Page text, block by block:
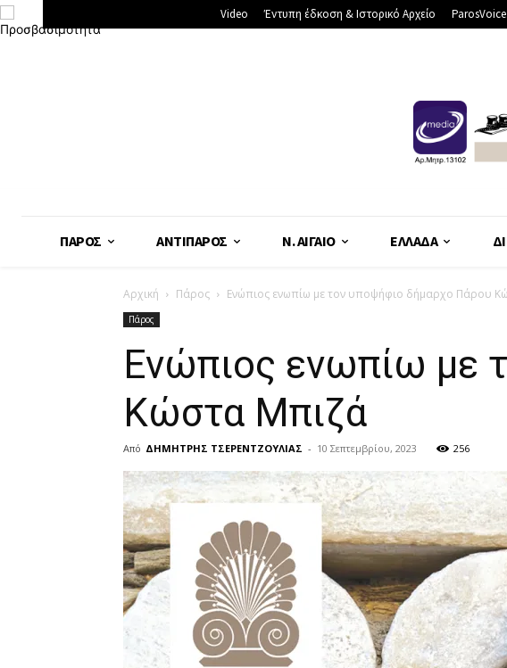
Video Έντυπη έδκοση & Ιστορικό Αρχείο
ΠΆΡΟΣ ΑΝΤΊΠΑΡΟΣ Ν. ΑΙΓΑΊΟ ΕΛΛΆΔΑ
Αρχική Πάρος Ενώπιος ενωπίω με τον υποψήφιο δήμαρχο Πάρου
Πάρος
Ενώπιος ενωπίω με
Κώστα Μπιζά
Από ΔΗΜΗΤΡΗΣ ΤΣΕΡΕΝΤΖΟΥΛΙΑΣ - 10 Σεπτεμβρίου, 2023 256